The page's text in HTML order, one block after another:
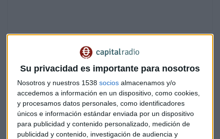
Su privacidad es importante para nosotros
Nosotros y nuestros 1538 socios almacenamos y/o
accedemos a información en un dispositivo, como cookies,
y procesamos datos personales, como identificadores
únicos e información estándar enviada por un dispositivo
para publicidad y contenido personalizado, medición de
publicidad y contenido, investigación de audiencia y
Se trata de una aplicación británica calcada al Tinder que
todos conocemos, esa aplicación de fotos para encontrar
pareja. Solo que esta es para animales. La ha creado la
empresa SellMyLivestock y sirve para que los ganaderos
puedan encontrar la pareja ideal con la que sus animales
puedan tener a sus retoños.